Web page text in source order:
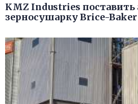
KMZ Industries поставить
зерносушарку Brice-Baker